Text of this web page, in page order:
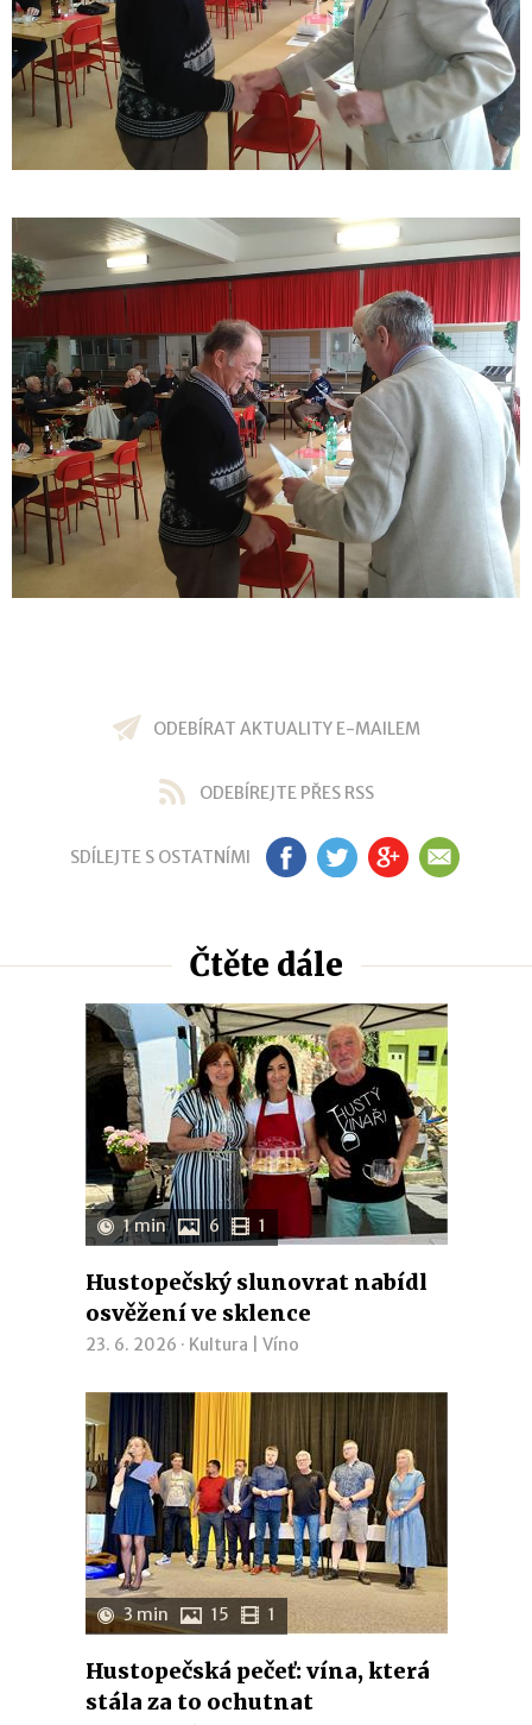
ODEBÍRAT AKTUALITY E-MAILEM
ODEBÍREJTE PŘES RSS
SDÍLEJTE S OSTATNÍMI FB TW GP EM
Čtěte dále
1 min 6 1
Hustopečský slunovrat nabídl
osvěžení ve sklence
23. 6. 2026 · Kultura Víno
3 min 15 1
Hustopečská pečeť: vína, která
stála za to ochutnat